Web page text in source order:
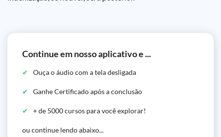
Continue em nosso aplicativo e ...
Ouça o áudio com a tela desligada
Ganhe Certificado após a conclusão
+ de 5000 cursos para você explorar!
ou continue lendo abaixo...